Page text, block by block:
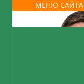
МЕНЮ САЙТА